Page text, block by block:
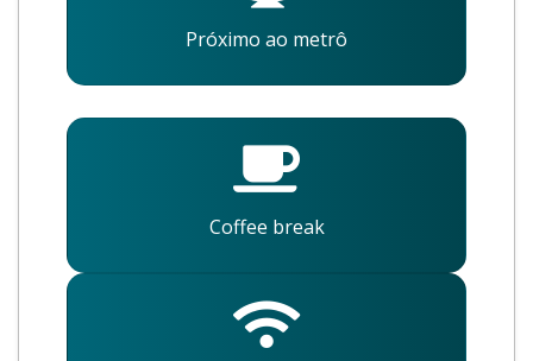
Próximo ao metrô
Coffee break